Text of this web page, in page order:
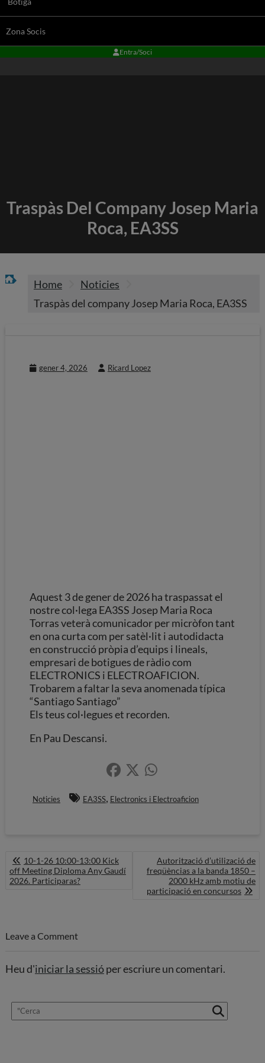
Zona Socis
Entra/Soci
Traspàs Del Company Josep Maria
Roca, EA3SS
Home
Noticies
Traspàs del company Josep Maria Roca, EA3SS
gener 4, 2026 Ricard Lopez
Aquest 3 de gener de 2026 ha traspassat el
nostre col·lega EA3SS Josep Maria Roca
Torras veterà comunicador per micròfon tant
en ona curta com per satèl·lit i autodidacta
en construcció pròpia d’equips i lineals,
empresari de botigues de ràdio com
ELECTRONICS i ELECTROAFICION.
Trobarem a faltar la seva anomenada típica
“Santiago Santiago”
Els teus col·legues et recorden.
En Pau Descansi.
Noticies EA3SS, Electronics i Electroaficion
Navegació
d'entrades
10-1-26 10:00-13:00 Kick
off Meeting Diploma Any Gaudí
2026. Participaras?
Autorització d’utilizació de
freqüèncias a la banda 1850 –
2000 kHz amb motiu de
participació en concursos
Leave a Comment
Heu d'iniciar la sessióper escriure un comentari.